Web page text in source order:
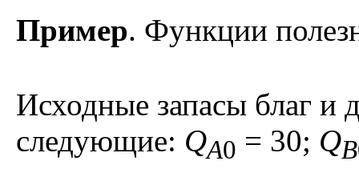
Пример. Функции
Исходные запасы благ и
следующие: QA0 = 30; QB